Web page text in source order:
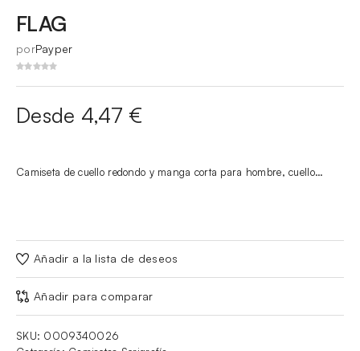
FLAG
porPayper
Desde 4,47 €
Camiseta de cuello redondo y manga corta para hombre, cuello…
Añadir a la lista de deseos
Añadir para comparar
SKU: 0009340026